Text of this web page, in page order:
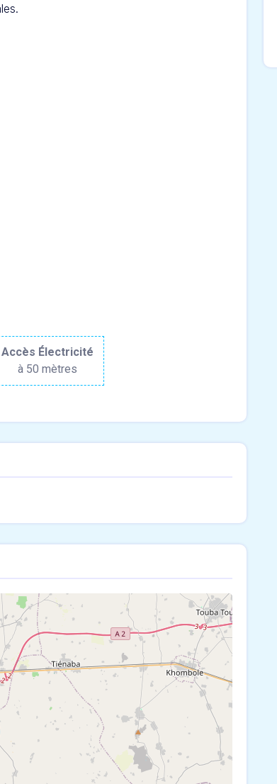
Accès Électricité
à 50 mètres